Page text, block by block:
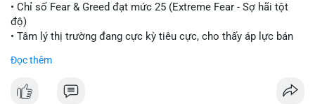
• Chỉ số Fear & Greed đạt mức 25 (Extreme Fear - Sợ hãi tột
độ)
• Tâm lý thị trường đang cực kỳ tiêu cực, cho thấy áp lực bán
• CoinGecko Trending: Heima (HEI), Pi Network (PI), Pudgy
Đọc thêm